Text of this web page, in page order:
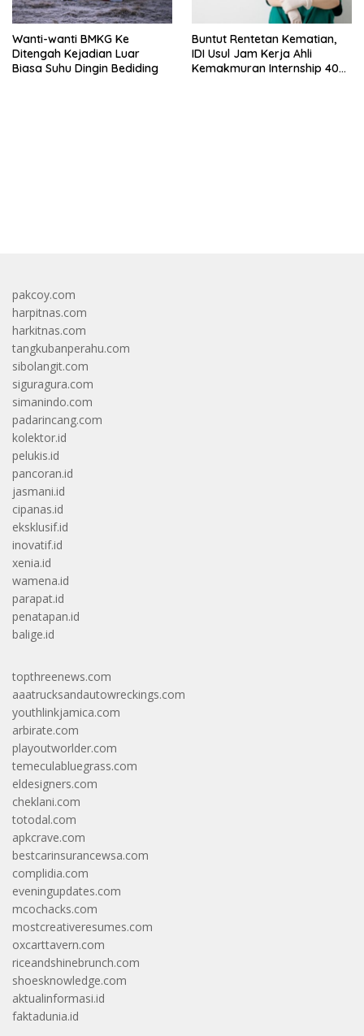
Wanti-wanti BMKG Ke
Ditengah Kejadian Luar
Biasa Suhu Dingin Bediding
Buntut Rentetan Kematian,
IDI Usul Jam Kerja Ahli
Kemakmuran Internship 40
pakcoy.com
harpitnas.com
harkitnas.com
tangkubanperahu.com
sibolangit.com
siguragura.com
simanindo.com
padarincang.com
kolektor.id
pelukis.id
pancoran.id
jasmani.id
cipanas.id
eksklusif.id
inovatif.id
xenia.id
wamena.id
parapat.id
penatapan.id
balige.id
topthreenews.com
aaatrucksandautowreckings.com
youthlinkjamica.com
arbirate.com
playoutworlder.com
temeculabluegrass.com
eldesigners.com
cheklani.com
totodal.com
apkcrave.com
bestcarinsurancewsa.com
complidia.com
eveningupdates.com
mcochacks.com
mostcreativeresumes.com
oxcarttavern.com
riceandshinebrunch.com
shoesknowledge.com
aktualinformasi.id
faktadunia.id